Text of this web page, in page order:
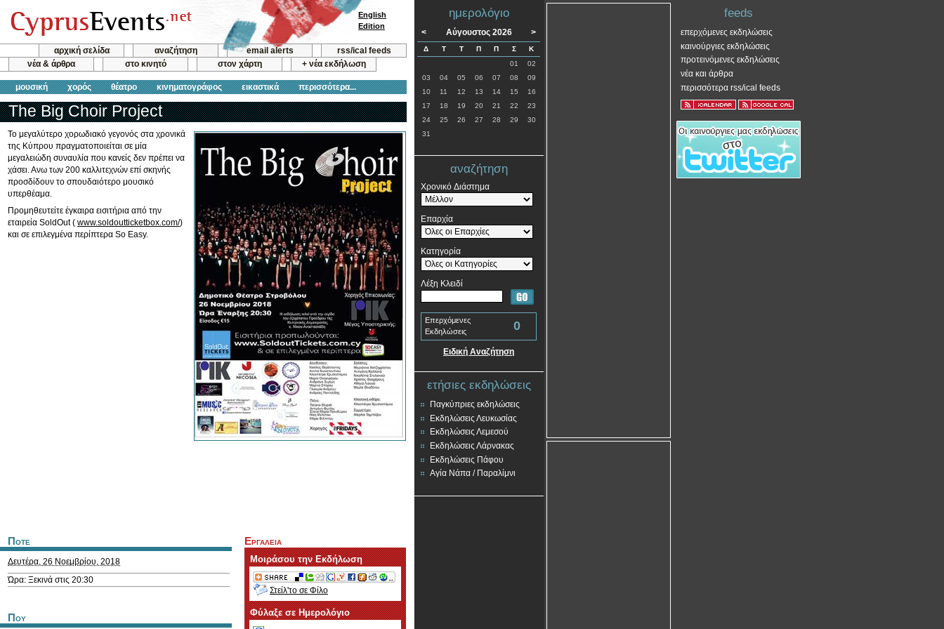
αρχική σελίδα αναζήτηση email alerts
rss/ical feeds
νέα & άρθρα
στο κινητό στον χάρτη + νέα εκδήλωση
μουσική χορός θέατρο κινηματογράφος εικαστικά περισσότερα...
English
Edition
The Big Choir Project
Το μεγαλύτερο χορωδιακό γεγονός στα χρονικά
της Κύπρου πραγματοποιείται σε μία
μεγαλειώδη συναυλία που κανείς δεν πρέπει να
χάσει. Ανω των 200 καλλιτεχνών επί σκηνής
προσδίδουν το σπουδαιότερο μουσικό
υπερθέαμα.
Προμηθευτείτε έγκαιρα εισιτήρια από την
εταιρεία SoldOut ( www.soldoutticketbox.com/)
και σε επιλεγμένα περίπτερα So Easy.
Ποτε
Δευτέρα, 26 Νοεμβρίου, 2018
Ώρα: Ξεκινά στις 20:30
Που
Εργαλεια
Μοιράσου την Εκδήλωση
Στείλ'το σε Φίλο
Φύλαξε σε Ημερολόγιο
ημερολόγιο
< Αύγουστος 2026 >
Δ Τ Τ Π Π Σ
Κ
01
02
03
04 05 06 07 08
09
10
11 12 13 14 15
16
17
18 19 20 21 22
23
24
25 26 27 28 29
30
31
αναζήτηση
Χρονικό Διάστημα
Επαρχία
Κατηγορία
Λέξη Κλειδί
Επερχόμενες
Εκδηλώσεις
0
Ειδική Αναζήτηση
ετήσιες εκδηλώσεις
Παγκύπριες εκδηλώσεις
Εκδηλώσεις Λευκωσίας
Εκδηλώσεις Λεμεσού
Εκδηλώσεις Λάρνακας
Εκδηλώσεις Πάφου
Αγία Νάπα / Παραλίμνι
feeds
επερχόμενες εκδηλώσεις
καινούργιες εκδηλώσεις
προτεινόμενες εκδηλώσεις
νέα και άρθρα
περισσότερα rss/ical feeds